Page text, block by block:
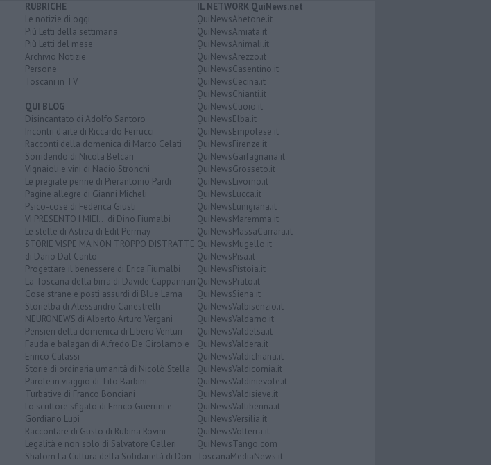
RUBRICHE
Le notizie di oggi
Più Letti della settimana
Più Letti del mese
Archivio Notizie
Persone
Toscani in TV
QUI BLOG
Disincantato di Adolfo Santoro
Incontri d'arte di Riccardo Ferrucci
Racconti della domenica di Marco Celati
Sorridendo di Nicola Belcari
Vignaioli e vini di Nadio Stronchi
Le pregiate penne di Pierantonio Pardi
Pagine allegre di Gianni Micheli
Psico-cose di Federica Giusti
VI PRESENTO I MIEI... di Dino Fiumalbi
Le stelle di Astrea di Edit Permay
STORIE VISPE MA NON TROPPO DISTRATTE
di Dario Dal Canto
Progettare il benessere di Erica Fiumalbi
La Toscana della birra di Davide Cappannari
Cose strane e posti assurdi di Blue Lama
Storielba di Alessandro Canestrelli
NEURONEWS di Alberto Arturo Vergani
Pensieri della domenica di Libero Venturi
Fauda e balagan di Alfredo De Girolamo e
Enrico Catassi
Storie di ordinaria umanità di Nicolò Stella
Parole in viaggio di Tito Barbini
Turbative di Franco Bonciani
Lo scrittore sfigato di Enrico Guerrini e
Gordiano Lupi
Raccontare di Gusto di Rubina Rovini
Legalità e non solo di Salvatore Calleri
Shalom La Cultura della Solidarietà di Don
IL NETWORK QuiNews.net
QuiNewsAbetone.it
QuiNewsAmiata.it
QuiNewsAnimali.it
QuiNewsArezzo.it
QuiNewsCasentino.it
QuiNewsCecina.it
QuiNewsChianti.it
QuiNewsCuoio.it
QuiNewsElba.it
QuiNewsEmpolese.it
QuiNewsFirenze.it
QuiNewsGarfagnana.it
QuiNewsGrosseto.it
QuiNewsLivorno.it
QuiNewsLucca.it
QuiNewsLunigiana.it
QuiNewsMaremma.it
QuiNewsMassaCarrara.it
QuiNewsMugello.it
QuiNewsPisa.it
QuiNewsPistoia.it
QuiNewsPrato.it
QuiNewsSiena.it
QuiNewsValbisenzio.it
QuiNewsValdarno.it
QuiNewsValdelsa.it
QuiNewsValdera.it
QuiNewsValdichiana.it
QuiNewsValdicornia.it
QuiNewsValdinievole.it
QuiNewsValdisieve.it
QuiNewsValtiberina.it
QuiNewsVersilia.it
QuiNewsVolterra.it
QuiNewsTango.com
ToscanaMediaNews.it